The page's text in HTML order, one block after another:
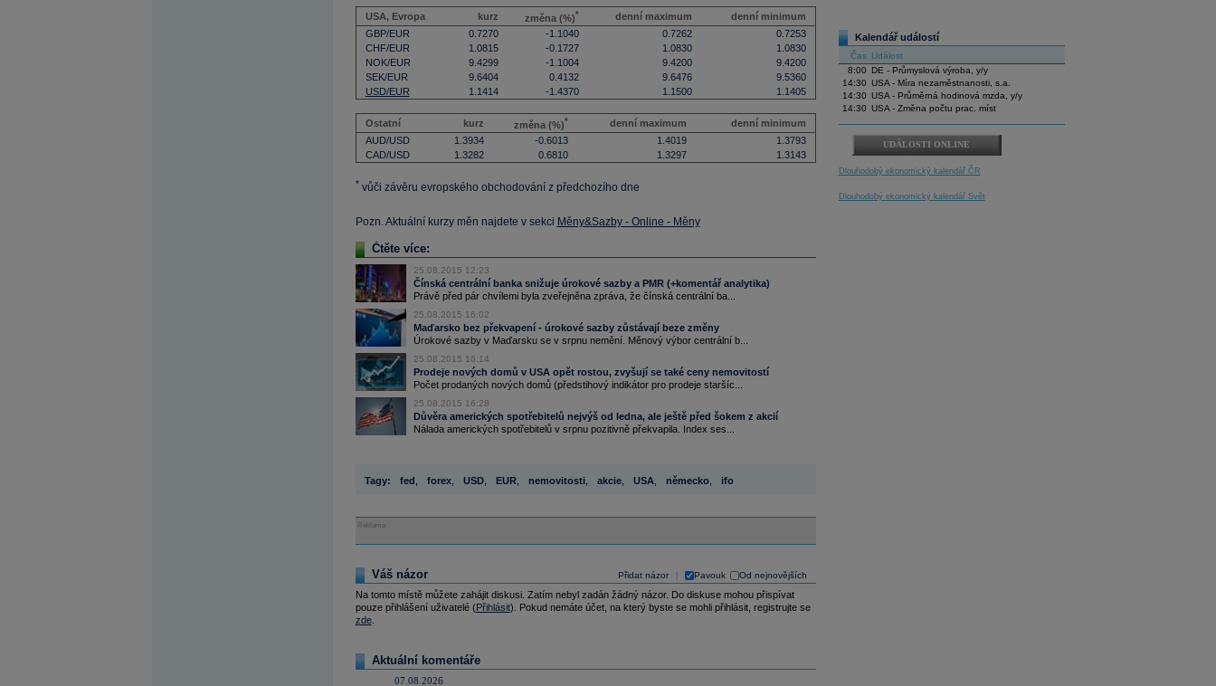
USA, Evropa kurz změna (%)* denní maximum
denní minimum
GBP/EUR
0.7270 -1.1040 0.7262
0.7253
CHF/EUR
1.0815 -0.1727 1.0830
1.0830
NOK/EUR
9.4299 -1.1004 9.4200
9.4200
SEK/EUR
9.6404 0.4132 9.6476
9.5360
USD/EUR
1.1414 -1.4370 1.1500 1.1405
Ostatní kurz změna (%)* denní maximum
denní minimum
AUD/USD
1.3934 -0.6013 1.4019
1.3793
CAD/USD
1.3282 0.6810 1.3297 1.3143
* vůči závěru evropského obchodování z předchozího dne
Pozn. Aktuální kurzy měn najdete v sekci Měny&Sazby - Online - Měny
Čtěte více:
25.08.2015 12:23
Čínská centrální banka snižuje úrokové sazby a PMR (+komentář analytika)
Právě před pár chvílemi byla zveřejněna zpráva, že čínská centrální ba...
25.08.2015 16:02
Maďarsko bez překvapení - úrokové sazby zůstávají beze změny
Úrokové sazby v Maďarsku se v srpnu nemění. Měnový výbor centrální b...
25.08.2015 16:14
Prodeje nových domů v USA opět rostou, zvyšují se také ceny nemovitostí
Počet prodaných nových domů (předstihový indikátor pro prodeje staršíc...
25.08.2015 16:28
Důvěra amerických spotřebitelů nejvýš od ledna, ale ještě před šokem z akcií
Nálada amerických spotřebitelů v srpnu pozitivně překvapila. Index ses...
Tagy: fed forex, USD, EUR, nemovitosti, akcie, USA německo, ifo
Reklama
Přidat názor Pavouk Od nejnovějších
Váš názor
Na tomto místě můžete zahájit diskusi. Zatím nebyl zadán žádný názor. Do diskuse mohou přispívat
pouze přihlášení uživatelé (Přihlásit). Pokud nemáte účet, na který byste se mohli přihlásit, registrujte se
zde.
Aktuální komentáře
07.08.2026
Kalendář událostí
Čas Událost
8:00
DE - Průmyslová výroba, y/y
14:30 USA - Míra nezaměstnanosti, s.a.
14:30 USA - Průměrná hodinová mzda, y/y
14:30 USA - Změna počtu prac. míst
UDÁLOSTI ONLINE
Dlouhodobý ekonomický kalendář ČR
Dlouhodobý ekonomický kalendář Svět